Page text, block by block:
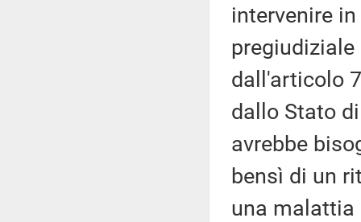
intervenire
dall'articolo
dallo Stato
avrebbe
bensì di un
una malattia